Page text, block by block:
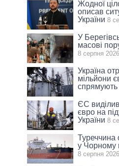
Жодної
описав
України 8
У
масові
8 серпня
Україна
мільйони
спрямують
ЄС
євро на
України 8
Туреччина
у Чорному
8 серпня